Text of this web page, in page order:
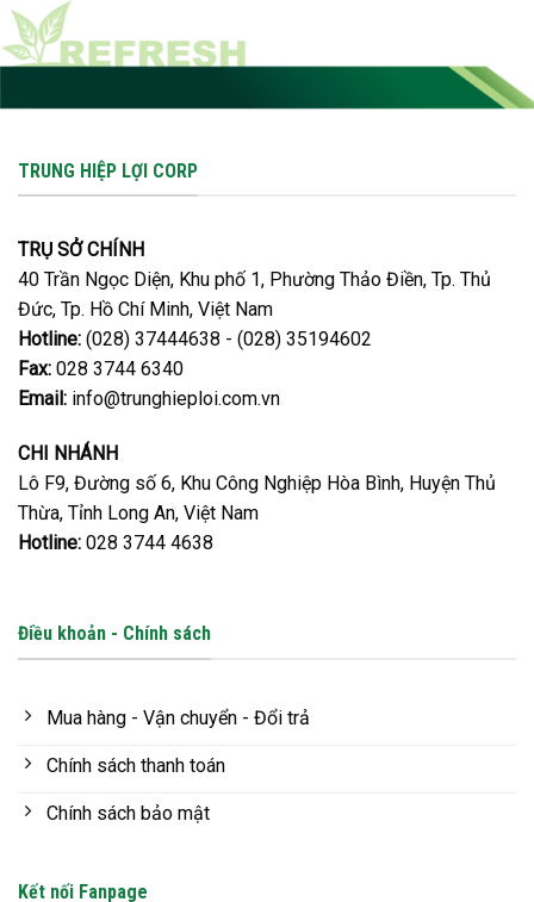
TRUNG HIỆP LỢI CORP
TRỤ SỞ CHÍNH
40 Trần Ngọc Diện, Khu phố 1, Phường Thảo Điền, Tp. Thủ
Đức, Tp. Hồ Chí Minh, Việt Nam
Hotline: (028) 37444638 - (028) 35194602
Fax: 028 3744 6340
Email: info@trunghieploi.com.vn
CHI NHÁNH
Lô F9, Đường số 6, Khu Công Nghiệp Hòa Bình, Huyện Thủ
Thừa, Tỉnh Long An, Việt Nam
Hotline: 028 3744 4638
Điều khoản - Chính sách
Mua hàng - Vận chuyển - Đổi trả
Chính sách thanh toán
Chính sách bảo mật
Kết nối Fanpage